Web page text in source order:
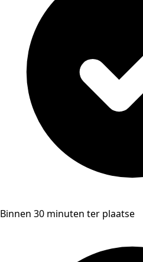
Binnen 30 minuten ter plaatse